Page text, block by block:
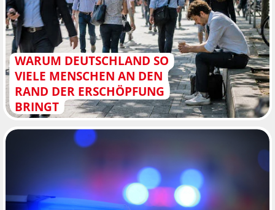
WARUM DEUTSCHLAND SO
VIELE MENSCHEN AN DEN
RAND DER ERSCHÖPFUNG
BRINGT